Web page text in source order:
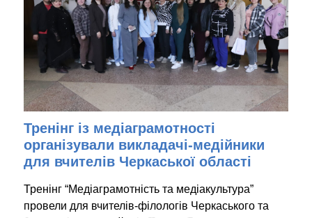
Тренінг із медіаграмотності
організували викладачі-медійники
для вчителів Черкаської області
Тренінг “Медіаграмотність та медіакультура”
провели для вчителів-філологів Черкаського та